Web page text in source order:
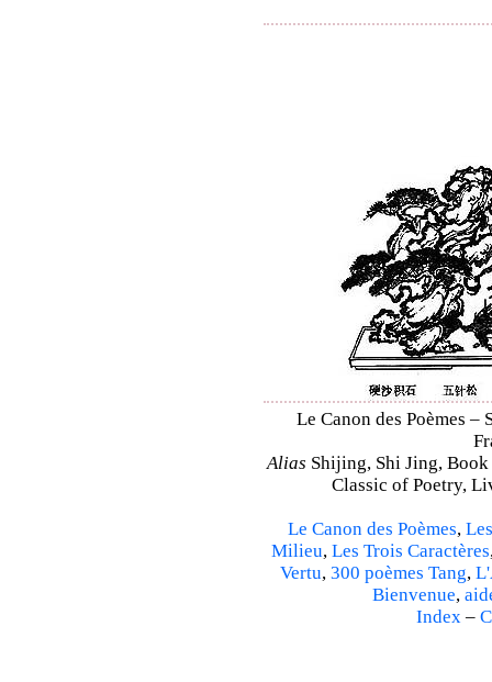
Le Canon des Poèmes
Alias Shijing, Shi Jing,
Classic of Poetry,
Le Canon des Poèmes,
Milieu, Les Trois Caractères
Vertu, 300 poèmes Tang,
Bienvenue,
Index –